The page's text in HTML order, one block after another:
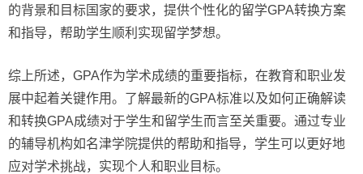
的背景和目标国家的要求，提供个性化的留学GPA转换方案
和指导，帮助学生顺利实现留学梦想。
综上所述，GPA作为学术成绩的重要指标，在教育和职业发
展中起着关键作用。了解最新的GPA标准以及如何正确解读
和转换GPA成绩对于学生和留学生而言至关重要。通过专业
的辅导机构如名津学院提供的帮助和指导，学生可以更好地
应对学术挑战，实现个人和职业目标。